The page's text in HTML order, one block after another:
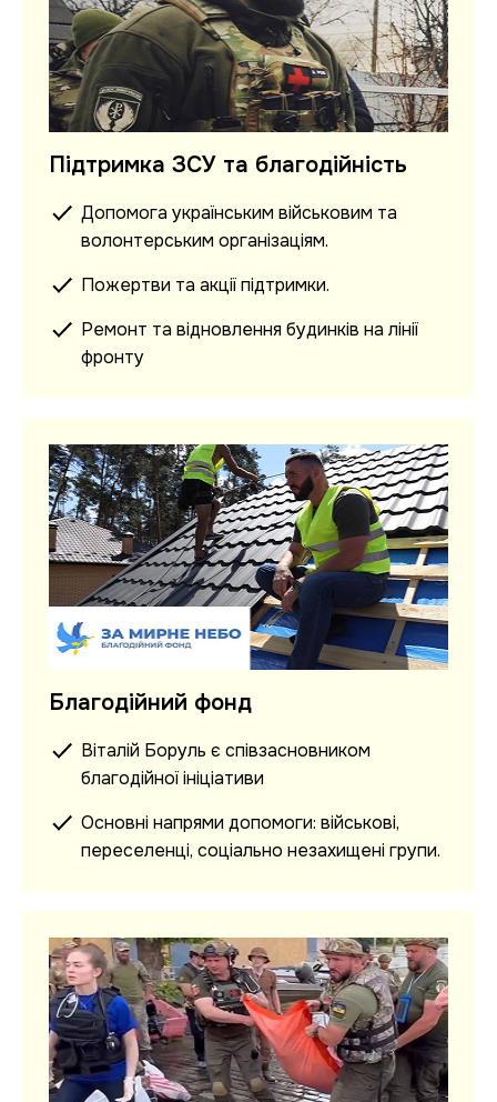
Підтримка ЗСУ та благодійність
Допомога українським військовим та
волонтерським організаціям.
Пожертви та акції підтримки.
Ремонт та відновлення будинків на лінії
фронту
Благодійний фонд
Віталій Боруль є співзасновником
благодійної ініціативи
Основні напрями допомоги: військові,
переселенці, соціально незахищені групи.